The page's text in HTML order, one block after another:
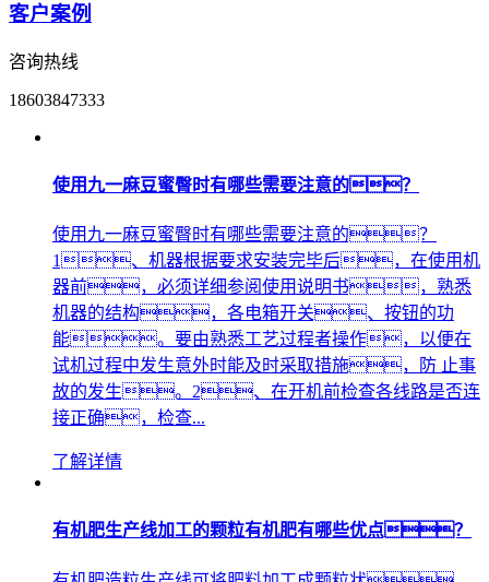
客户案例
咨询热线
18603847333
使用九一麻豆蜜臀时有哪些需要注意的？
使用九一麻豆蜜臀时有哪些需要注意的？
1、机器根据要求安装完毕后，在使用机
器前，必须详细参阅使用说明书，熟悉
机器的结构，各电箱开关、按钮的功
能。要由熟悉工艺过程者操作，以便在
试机过程中发生意外时能及时采取措施，防 止事
故的发生。2、在开机前检查各线路是否连
接正确，检查...
了解详情
有机肥生产线加工的颗粒有机肥有哪些优点？